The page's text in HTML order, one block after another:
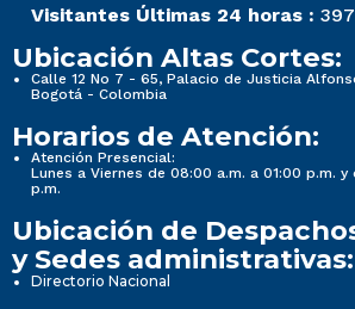
Visitantes Últimas 24 horas :
Ubicación Altas Cortes:
Calle 12 No 7 - 65, Palacio de Justicia
Bogotá - Colombia
Horarios de Atención:
Atención Presencial:
Lunes a Viernes de 08:00 a.m. a 01:00 p.m.
p.m.
Ubicación de
y Sedes administrativas:
Directorio Nacional